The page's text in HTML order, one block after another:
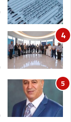
أ
ي
ا
ر
ا
ل
م
ا
ي
م
ت
ا
ز